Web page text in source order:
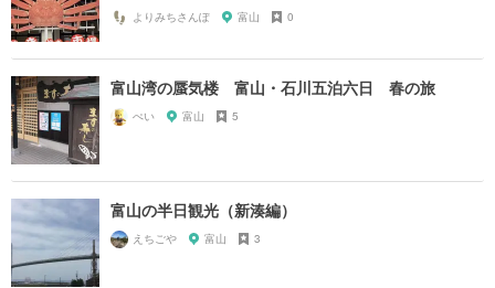
よりみちさんぽ 富山 0
富山湾の蜃気楼 富山・石川五泊六日 春の旅
ぺい 富山 5
富山の半日観光（新湊編）
えちごや 富山 3